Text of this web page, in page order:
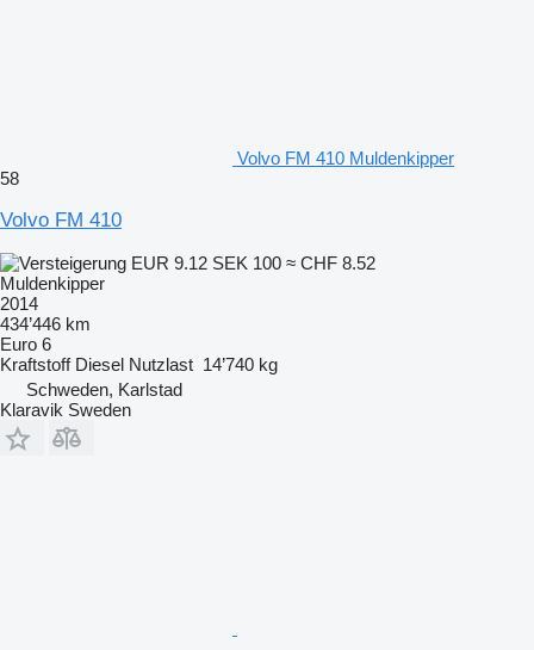
Volvo FM 410 Muldenkipper
58
Volvo FM 410
EUR 9.12 SEK 100 ≈ CHF 8.52
Muldenkipper
2014
434’446 km
Euro 6
Kraftstoff Diesel Nutzlast 14’740 kg
Schweden, Karlstad
Klaravik Sweden